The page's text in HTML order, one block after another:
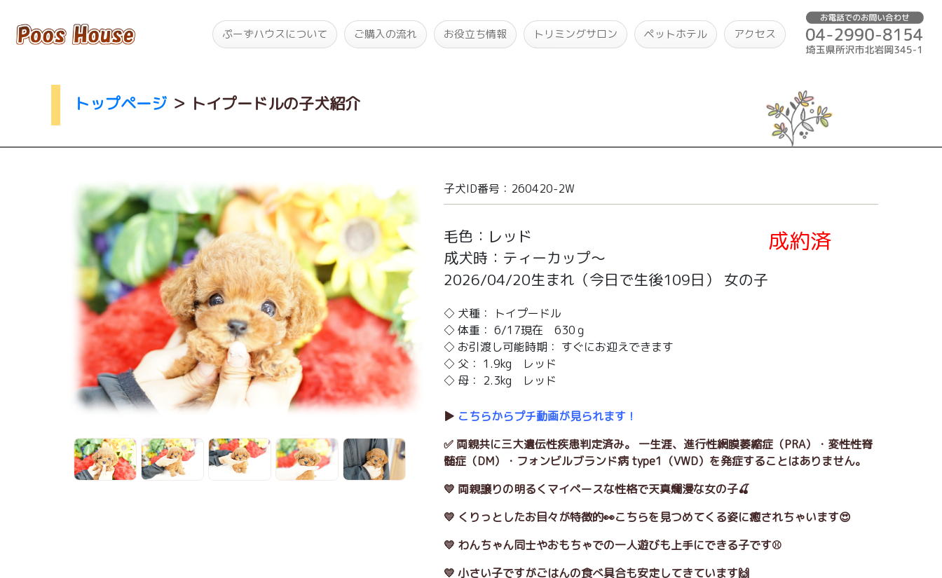
ぷーずハウスについて ご購入の流れ お役立ち情報 トリミングサロン ペットホテル アクセス
トップページ ＞ トイプードルの子犬紹介
子犬ID番号：260420-2W
毛色：レッド
成犬時：ティーカップ～
成約済
2026/04/20生まれ （今日で生後109日） 女の子
◇ 犬種： トイプードル
◇ 体重： 6/17現在 630ｇ
◇ お引渡し可能時期： すぐにお迎えできます
◇ 父： 1.9kg レッド
◇ 母： 2.3kg レッド
▶️ こちらからプチ動画が見られます！
✅ 両親共に三大遺伝性疾患判定済み。 一生涯、進行性網膜萎縮症（PRA）・変性性脊
髄症（DM）・フォンビルブランド病 type1（VWD）を発症することはありません。
💛 両親譲りの明るくマイペースな性格で天真爛漫な女の子🍒
💛 くりっとしたお目々が特徴的👀こちらを見つめてくる姿に癒されちゃいます😍
💛 わんちゃん同士やおもちゃでの一人遊びも上手にできる子です⚾
💛 小さい子ですがごはんの食べ具合も安定してきています🙌